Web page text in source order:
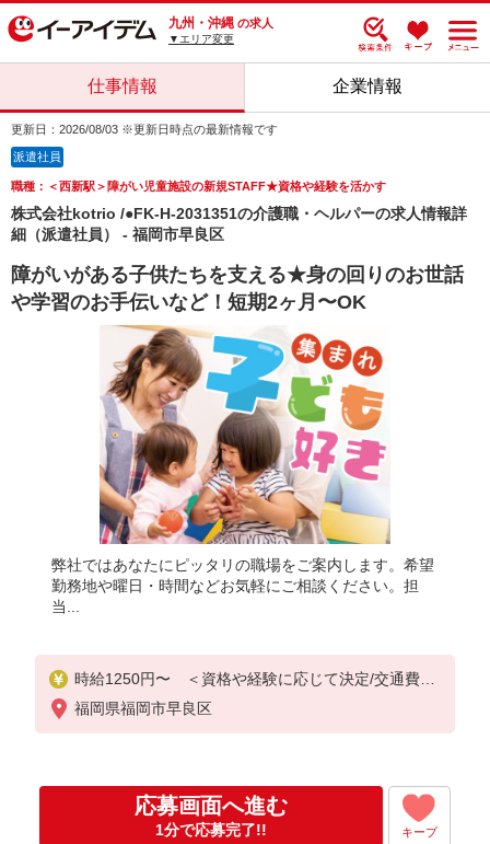
九州・沖縄 の求人
▼エリア変更
仕事情報 企業情報
更新日：2026/08/03 ※更新日時点の最新情報です
派遣社員
職種：＜西新駅＞障がい児童施設の新規STAFF★資格や経験を活かす
株式会社kotrio /●FK-H-2031351の介護職・ヘルパーの求人情報詳
細（派遣社員） - 福岡市早良区
障がいがある子供たちを支える★身の回りのお世話
や学習のお手伝いなど！短期2ヶ月〜OK
弊社ではあなたにピッタリの職場をご案内します。希望
勤務地や曜日・時間などお気軽にご相談ください。担
当...
時給1250円〜 ＜資格や経験に応じて決定/交通費全
支給(ガソリン代含む)＞
福岡県福岡市早良区
応募画面へ進む
1分で応募完了!! キープ